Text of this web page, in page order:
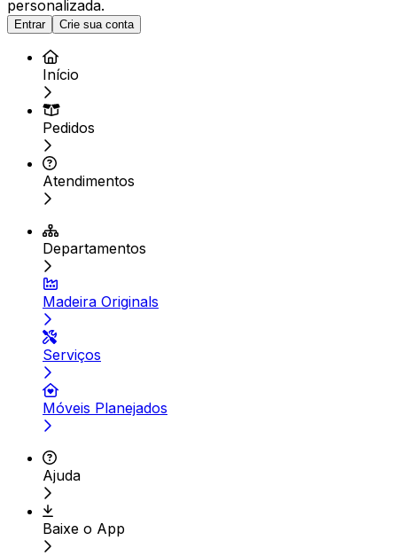
personalizada.
Entrar Crie sua conta
Início
Pedidos
Atendimentos
Departamentos
Madeira Originals
Serviços
Móveis Planejados
Ajuda
Baixe o App